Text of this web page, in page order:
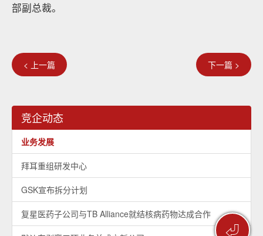
⏎
部副总裁。
< 上一篇 下一篇 >
竞企动态
业务发展
拜耳重组研发中心
GSK宣布拆分计划
复星医药子公司与TB Alliance就结核病药物达成合作